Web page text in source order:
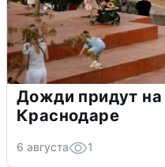
Дожди придут
Краснодаре
6 августа 1